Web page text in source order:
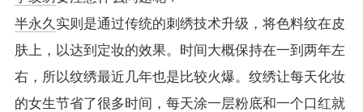
半永久 实则是通过传统的刺绣技术升级，将色料纹在皮
肤上，以达到定妆的效果。时间大概保持在一到两年左
右，所以纹绣最近几年也是比较火爆。纹绣让每天化妆
的女生节省了很多时间，每天涂一层粉底和一个口红就